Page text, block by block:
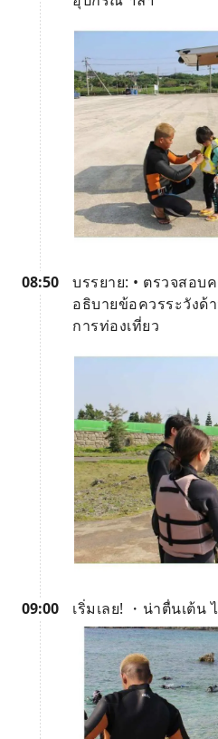
08:50
บรรยาย: • ตรวจสอบ
อธิบายข้อควรระวังด้
การท่องเที่ยว
09:00 เริ่มเลย! ・น่าตื่นเต้น